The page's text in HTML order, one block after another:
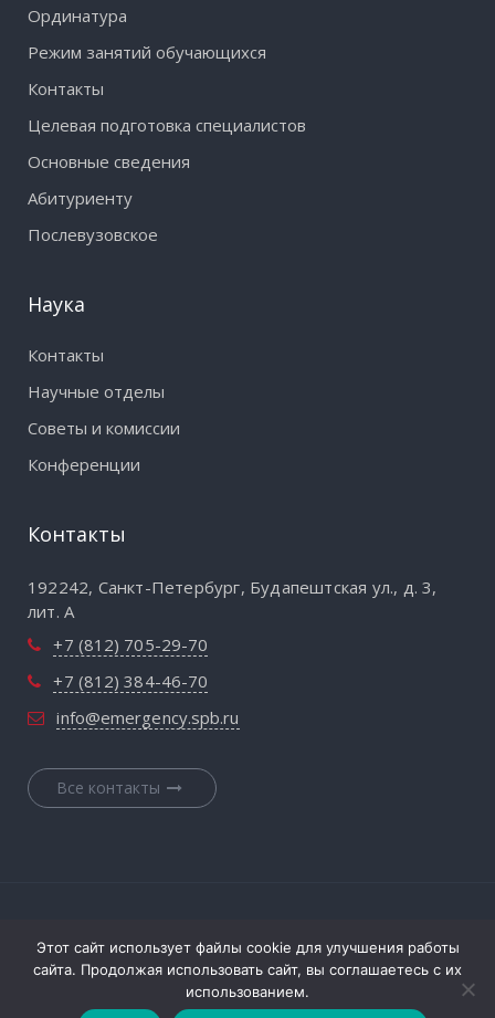
Ординатура
Режим занятий обучающихся
Контакты
Целевая подготовка специалистов
Основные сведения
Абитуриенту
Послевузовское
Наука
Контакты
Научные отделы
Советы и комиссии
Конференции
Контакты
192242, Санкт-Петербург, Будапештская ул., д. 3,
лит. А
+7 (812) 705-29-70
+7 (812) 384-46-70
info@emergency.spb.ru
Все контакты
Джанелидзе
Этот сайт использует файлы cookie для улучшения работы
сайта. Продолжая использовать сайт, вы соглашаетесь с их
использованием.